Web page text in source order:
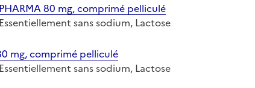
PHARMA 80 mg, comprimé pelliculé
sans sodium, Lactose
mg, comprimé pelliculé
sans sodium, Lactose